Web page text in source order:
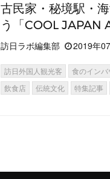
古民家・秘境駅・
う「COOL JAPAN
訪日ラボ編集部 2019年
訪日外国人観光客 食のイン
飲食店
伝統文化 特集記事